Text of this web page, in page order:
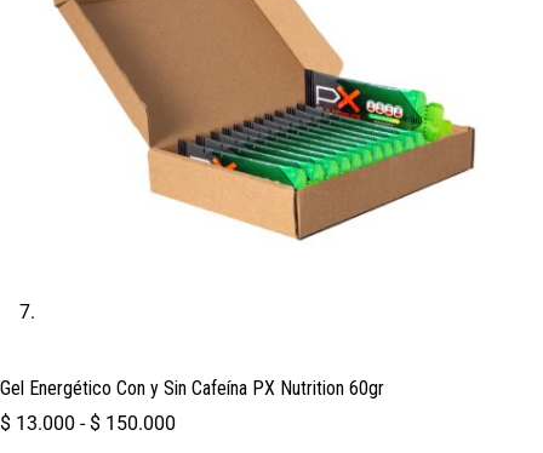
Gel Energético Con y Sin Cafeína PX Nutrition 60gr
$ 13.000 - $ 150.000